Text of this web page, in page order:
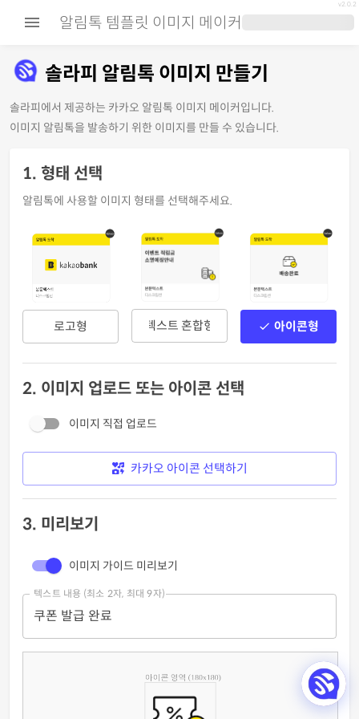
v2.0.2
menu 알림톡 템플릿 이미지 메이커
솔라피 알림톡 이미지 만들기
솔라피에서 제공하는 카카오 알림톡 이미지 메이커입니다.
이미지 알림톡을 발송하기 위한 이미지를 만들 수 있습니다.
1. 형태 선택
알림톡에 사용할 이미지 형태를 선택해주세요.
로고형 텍스트 혼합형 아이콘형
2. 이미지 업로드 또는 아이콘 선택
이미지 직접 업로드
카카오 아이콘 선택하기
3. 미리보기
이미지 가이드 미리보기
텍스트 내용 (최소 2자, 최대 9자)